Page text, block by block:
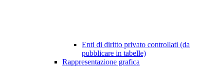
Enti di diritto privato controllati (da
pubblicare in tabelle)
Rappresentazione grafica